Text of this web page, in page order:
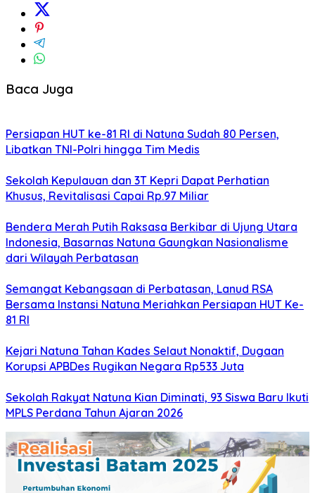
Baca Juga
Persiapan HUT ke-81 RI di Natuna Sudah 80 Persen,
Libatkan TNI-Polri hingga Tim Medis
Sekolah Kepulauan dan 3T Kepri Dapat Perhatian
Khusus, Revitalisasi Capai Rp.97 Miliar
Bendera Merah Putih Raksasa Berkibar di Ujung Utara
Indonesia, Basarnas Natuna Gaungkan Nasionalisme
dari Wilayah Perbatasan
Semangat Kebangsaan di Perbatasan, Lanud RSA
Bersama Instansi Natuna Meriahkan Persiapan HUT Ke-
81 RI
Kejari Natuna Tahan Kades Selaut Nonaktif, Dugaan
Korupsi APBDes Rugikan Negara Rp533 Juta
Sekolah Rakyat Natuna Kian Diminati, 93 Siswa Baru Ikuti
MPLS Perdana Tahun Ajaran 2026